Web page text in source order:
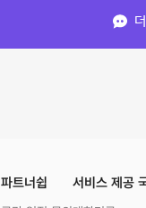
파트너쉽 서비스 제공